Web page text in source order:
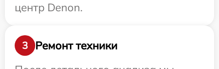
центр Denon.
3
Ремонт техники